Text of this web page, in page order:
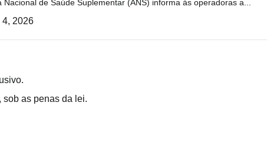
Nacional de Saúde Suplementar (ANS) informa às operadoras a...
4, 2026
as penas da lei.